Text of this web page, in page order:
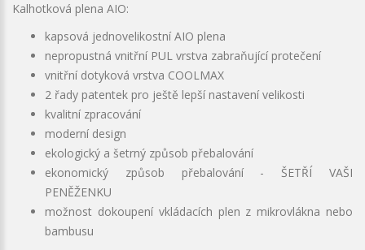
Kalhotková plena AIO:
kapsová jednovelikostní AIO plena
nepropustná vnitřní PUL vrstva zabraňující protečení
vnitřní dotyková vrstva COOLMAX
2 řady patentek pro ještě lepší nastavení velikosti
kvalitní zpracování
moderní design
ekologický a šetrný způsob přebalování
ekonomický způsob přebalování - ŠETŘÍ VAŠI
PENĚŽENKU
možnost dokoupení vkládacích plen z mikrovlákna nebo
bambusu